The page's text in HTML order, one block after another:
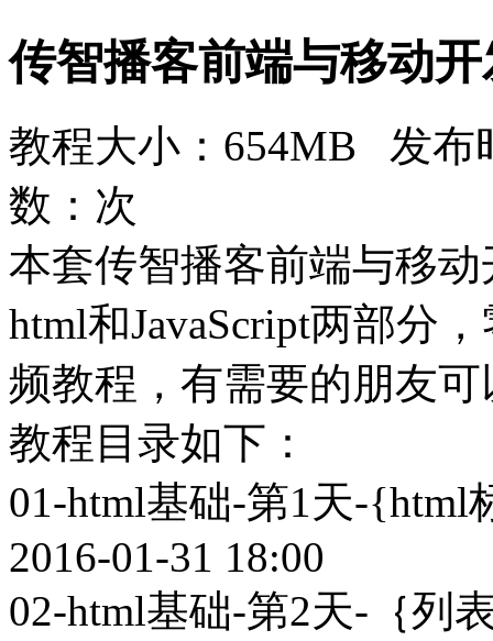
传智播客前端与移动
教程大小：654MB 发
数： 次
本套传智播客前端与移
html和JavaScript两部分
频教程，有需要的朋友
教程目录如下：
01-html基础-第1天-{html
2016-01-31 18:00
02-html基础-第2天-｛列